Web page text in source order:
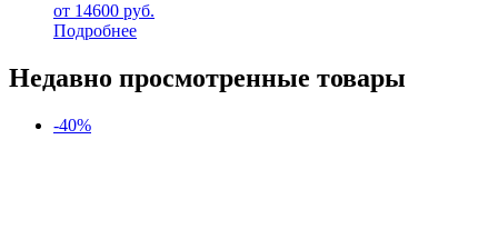
от 14600 руб.
Подробнее
Недавно просмотренные товары
-40%